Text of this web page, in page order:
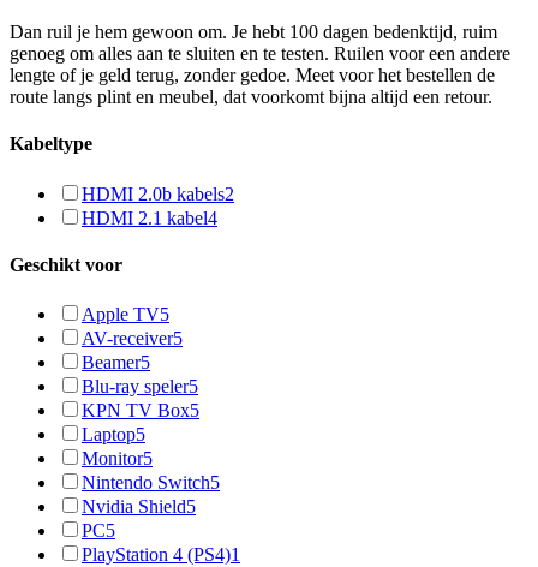
Dan ruil je hem gewoon om. Je hebt 100 dagen bedenktijd, ruim
genoeg om alles aan te sluiten en te testen. Ruilen voor een andere
lengte of je geld terug, zonder gedoe. Meet voor het bestellen de
route langs plint en meubel, dat voorkomt bijna altijd een retour.
Kabeltype
HDMI 2.0b kabels2
HDMI 2.1 kabel4
Geschikt voor
Apple TV5
AV-receiver5
Beamer5
Blu-ray speler5
KPN TV Box5
Laptop5
Monitor5
Nintendo Switch5
Nvidia Shield5
PC5
PlayStation 4 (PS4)1